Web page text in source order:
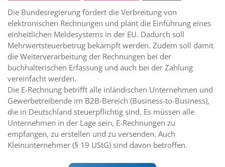
Die Bundesregierung fördert die Verbreitung von
elektronischen Rechnungen und plant die Einführung eines
einheitlichen Meldesystems in der EU. Dadurch soll
Mehrwertsteuerbetrug bekämpft werden. Zudem soll damit
die Weiterverarbeitung der Rechnungen bei der
buchhalterischen Erfassung und auch bei der Zahlung
vereinfacht werden.
Die E-Rechnung betrifft alle inländischen Unternehmen und
Gewerbetreibende im B2B-Bereich (Business-to-Business),
die in Deutschland steuerpflichtig sind. Es müssen alle
Unternehmen in der Lage sein, E-Rechnungen zu
empfangen, zu erstellen und zu versenden. Auch
Kleinunternehmer (§ 19 UStG) sind davon betroffen.